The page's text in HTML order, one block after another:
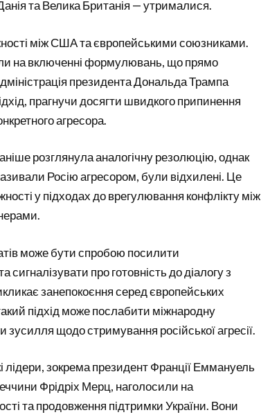
та Велика Британія — утрималися.
між США та європейськими союзниками.
на включенні формулювань, що прямо
президента Дональда Трампа
прагнучи досягти швидкого припинення
агресора.
розглянула аналогічну резолюцію, однак
Росію агресором, були відхилені. Це
у підходах до врегулювання конфлікту між
може бути спробою посилити
про готовність до діалогу з
занепокоєння серед європейських
підхід може послабити міжнародну
зусилля щодо стримування російської агресії.
лідери, зокрема президент Франції Еммануель
Фрідріх Мерц, наголосили на
та продовження підтримки України. Вони